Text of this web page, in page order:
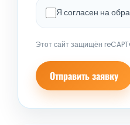
Я согласен на
Этот сайт защищён
Отправить заявку